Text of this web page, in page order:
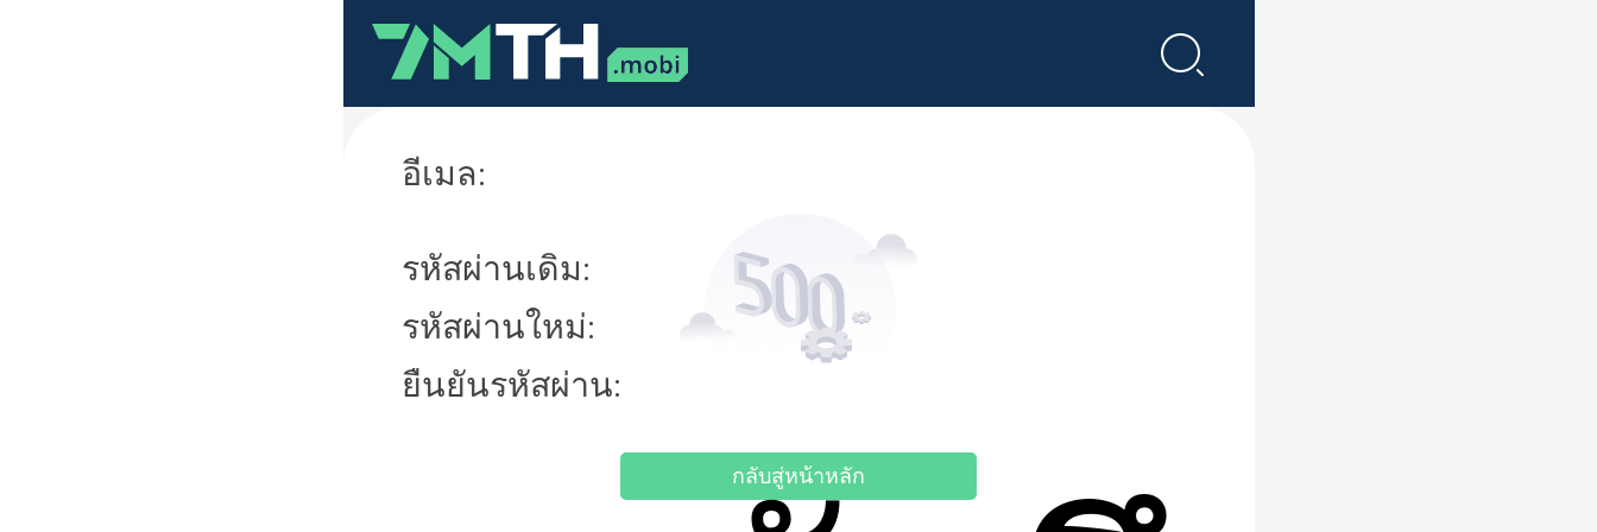
อีเมล:
รหัสผ่านเดิม:
รหัสผ่านใหม่:
ยืนยันรหัสผ่าน:
กลับสู่หน้าหลัก